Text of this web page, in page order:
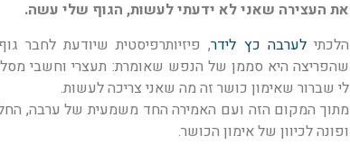
את העצירה שאני לא ידעתי לעשות, הגוף שלי עשה.
הלכתילערבה כץ לידר, פיזיותרפיסטית שיודעת לחבר
שהפריצה היא סממן של הנפש שאומרת: תעצרי וחשבי
לי שברור שאימון כושר זה מה שאני צריכה לעשות.
מתוך המקום הזה ועם האמירה החד משמעית של ערבה,
ופונה לכיוון של אימון הכושר.